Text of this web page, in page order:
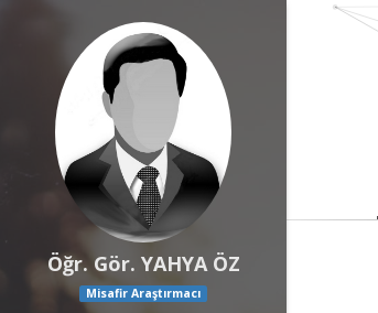
Öğr. Gör. YAHYA ÖZ
Misafir Araştırmacı